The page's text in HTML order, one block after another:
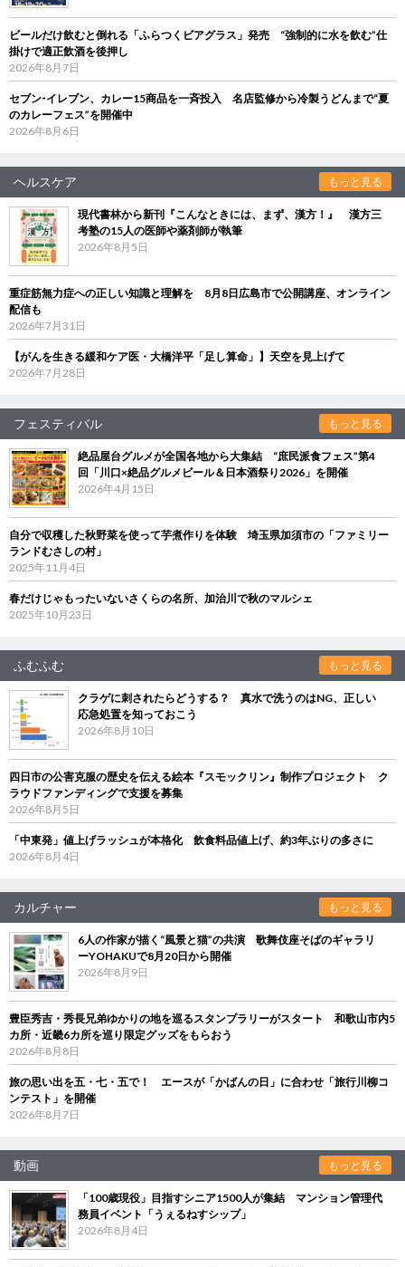
ビールだけ飲むと倒れる「ふらつくビアグラス」発売 “強制的に水を飲む”仕
掛けで適正飲酒を後押し
2026年8月7日
セブン‐イレブン、カレー15商品を一斉投入 名店監修から冷製うどんまで“夏
のカレーフェス”を開催中
2026年8月6日
ヘルスケア もっと見る
現代書林から新刊『こんなときには、まず、漢方！』 漢方三
考塾の15人の医師や薬剤師が執筆
2026年8月5日
重症筋無力症への正しい知識と理解を 8月8日広島市で公開講座、オンライン
配信も
2026年7月31日
【がんを生きる緩和ケア医・大橋洋平「足し算命」】天空を見上げて
2026年7月28日
フェスティバル もっと見る
絶品屋台グルメが全国各地から大集結 “庶民派食フェス”第4
回「川口×絶品グルメビール＆日本酒祭り2026」を開催
2026年4月15日
自分で収穫した秋野菜を使って芋煮作りを体験 埼玉県加須市の「ファミリー
ランドむさしの村」
2025年11月4日
春だけじゃもったいないさくらの名所、加治川で秋のマルシェ
2025年10月23日
ふむふむ もっと見る
クラゲに刺されたらどうする？ 真水で洗うのはNG、正しい
応急処置を知っておこう
2026年8月10日
四日市の公害克服の歴史を伝える絵本『スモックリン』制作プロジェクト ク
ラウドファンディングで支援を募集
2026年8月5日
「中東発」値上げラッシュが本格化 飲食料品値上げ、約3年ぶりの多さに
2026年8月4日
カルチャー もっと見る
6人の作家が描く“風景と猫”の共演 歌舞伎座そばのギャラリ
ーYOHAKUで8月20日から開催
2026年8月9日
豊臣秀吉・秀長兄弟ゆかりの地を巡るスタンプラリーがスタート 和歌山市内5
カ所・近畿6カ所を巡り限定グッズをもらおう
2026年8月8日
旅の思い出を五・七・五で！ エースが「かばんの日」に合わせ「旅行川柳コ
ンテスト」を開催
2026年8月7日
動画 もっと見る
「100歳現役」目指すシニア1500人が集結 マンション管理代
務員イベント「うぇるねすシップ」
2026年8月4日